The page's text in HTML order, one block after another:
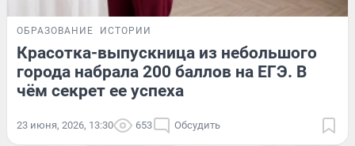
ОБРАЗОВАНИЕ ИСТОРИИ
Красотка-выпускница из небольшого
города набрала 200 баллов на ЕГЭ. В
чём секрет ее успеха
23 июня, 2026, 13:30 653 Обсудить